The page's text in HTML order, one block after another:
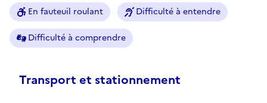
En fauteuil roulant Difficulté à entendre
Difficulté à comprendre
Transport et stationnement